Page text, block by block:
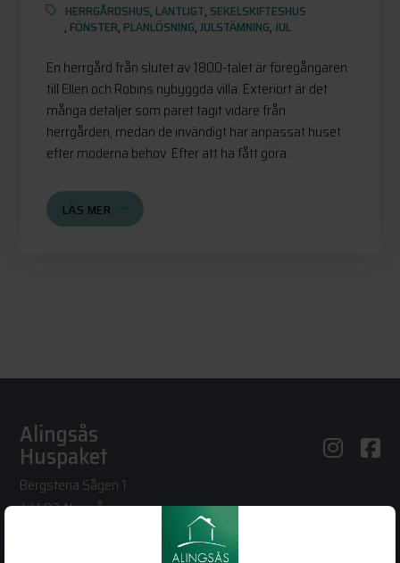
HERRGÅRDSHUS, LANTLIGT, SEKELSKIFTESHUS
, FÖNSTER, PLANLÖSNING,JULSTÄMNING,JUL
En herrgård från slutet av 1800-talet är föregångaren
till Ellen och Robins nybyggda villa. Exteriört är det
många detaljer som paret tagit vidare från
herrgården, medan de invändigt har anpassat huset
efter moderna behov. Efter att ha fått göra...
LÄS MER
Alingsås
Huspaket
Bergstena Sågen 1
441 92 Alingsås